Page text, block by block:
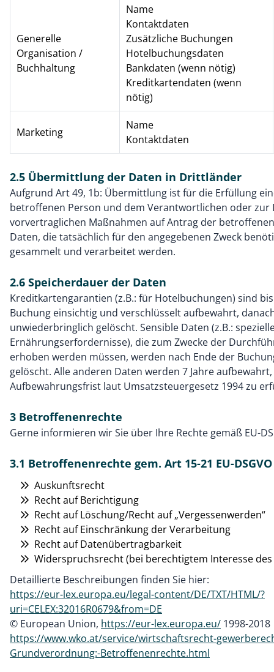
Generelle
Organisation /
Buchhaltung
Name
Kontaktdaten
Zusätzliche Buchungen
Hotelbuchungsdaten
Bankdaten (wenn nötig)
Kreditkartendaten (wenn
nötig)
Marketing
Name
Kontaktdaten
2.5 Übermittlung der Daten in Drittländer
Aufgrund Art 49, 1b: Übermittlung ist für die Erfüllung
betroffenen Person und dem Verantwortlichen oder
vorvertraglichen Maßnahmen auf Antrag der
Daten, die tatsächlich für den angegebenen Zweck
gesammelt und verarbeitet werden.
2.6 Speicherdauer der Daten
Kreditkartengarantien (z.B.: für Hotelbuchungen) sind
Buchung einsichtig und verschlüsselt aufbewahrt,
unwiederbringlich gelöscht. Sensible Daten (z.B.:
Ernährungserfordernisse), die zum Zwecke der
erhoben werden müssen, werden nach Ende der
gelöscht. Alle anderen Daten werden 7 Jahre
Aufbewahrungsfrist laut Umsatzsteuergesetz 1994 zu
3 Betroffenenrechte
Gerne informieren wir Sie über Ihre Rechte gemäß EU-
3.1 Betroffenenrechte gem. Art 15-21 EU-DSGVO
Auskunftsrecht
Recht auf Berichtigung
Recht auf Löschung/Recht auf „Vergessenwerden“
Recht auf Einschränkung der Verarbeitung
Recht auf Datenübertragbarkeit
Widerspruchsrecht (bei berechtigtem Interesse
Detaillierte Beschreibungen finden Sie hier:
https://eur-lex.europa.eu/legal-content/DE/TXT/HTML/?
uri=CELEX:32016R0679&from=DE
© European Union, https://eur-lex.europa.eu/ 1998-2018
https://www.wko.at/service/wirtschaftsrecht-
Grundverordnung:-Betroffenenrechte.html